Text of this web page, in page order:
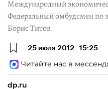
Международный
Федеральный омбудсмен по
Борис Титов.
25 июля 2012 15:25
Читайте нас в
dp.ru